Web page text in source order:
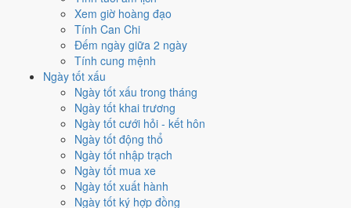
Xem giờ hoàng đạo
Tính Can Chi
Đếm ngày giữa 2 ngày
Tính cung mệnh
Ngày tốt xấu
Ngày tốt xấu trong tháng
Ngày tốt khai trương
Ngày tốt cưới hỏi - kết hôn
Ngày tốt động thổ
Ngày tốt nhập trạch
Ngày tốt mua xe
Ngày tốt xuất hành
Ngày tốt ký hợp đồng
Cách tính ngày tốt
Tìm hiểu cách chấm:Trực Thành nghĩa là gì
phân biệt Hoàng Đạo - Hắc Đạo
Điểm số tổng hợp từ Trực, Sao 28 Tú và Hoàng Đạo - Hắc Đạo.
sánh cả tháng
Nếu ngày 27/11/2024 không hợp
việc của bạn thì sao?
Ngày 27/11 tốt tổng thể nhưng không phải việc nào cũng thuận. Hai
việc bị chấm thấp nhất hôm nay làcắt tóc (4/10) và chữa bệnh